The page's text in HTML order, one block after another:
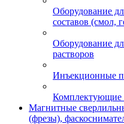
Оборудование
составов (смол,
Оборудование
растворов
Инъекционные
Комплектующие
Магнитные
(фрезы),